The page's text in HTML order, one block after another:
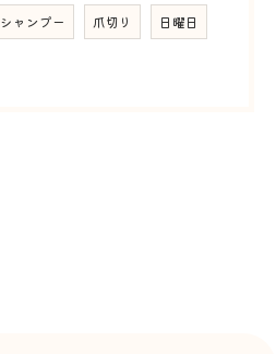
シャンプー 爪切り 日曜日